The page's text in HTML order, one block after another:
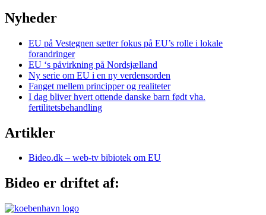
Nyheder
EU på Vestegnen sætter fokus på EU’s rolle i lokale
forandringer
EU ‘s påvirkning på Nordsjælland
Ny serie om EU i en ny verdensorden
Fanget mellem principper og realiteter
I dag bliver hvert ottende danske barn født vha.
fertilitetsbehandling
Artikler
Bideo.dk – web-tv bibiotek om EU
Bideo er driftet af: